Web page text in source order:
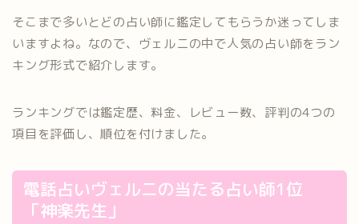
そこまで多いとどの占い師に鑑定してもらうか迷ってしま
いますよね。なので、ヴェルニの中で人気の占い師をラン
キング形式で紹介します。
ランキングでは鑑定歴、料金、レビュー数、評判の4つの
項目を評価し、順位を付けました。
電話占いヴェルニの当たる占い師1位
「神楽先生」